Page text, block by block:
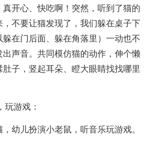
真开心、快吃啊！突然，听到了猫的
，不要让猫发现了，我们躲在桌子下
躲在门后面、躲在角落里）一动也不
声音。共同模仿猫的动作，伸个懒
子，竖起耳朵、瞪大眼睛找找哪里
游戏：
儿扮演小老鼠，听音乐玩游戏。